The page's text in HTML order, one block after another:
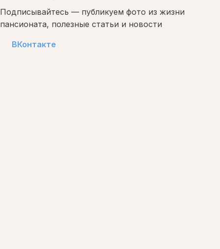
Подписывайтесь — публикуем фото из жизни
пансионата, полезные статьи и новости
ВКонтакте